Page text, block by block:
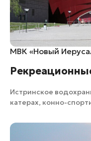
МВК «Новый
Истринское
катерах, конно-